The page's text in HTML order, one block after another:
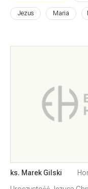
Jezus Maria
ks. Marek Gilski